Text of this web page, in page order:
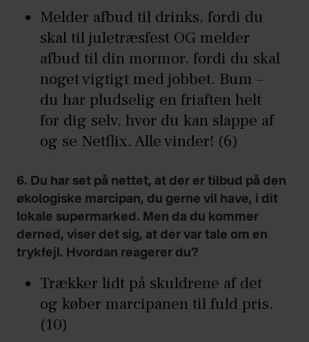
Melder afbud til drinks, fordi du
skal til juletræsfest OG melder
afbud til din mormor, fordi du skal
noget vigtigt med jobbet. Bum –
du har pludselig en friaften helt
for dig selv, hvor du kan slappe af
og se Netflix. Alle vinder! (6)
6. Du har set på nettet, at der er tilbud på den
økologiske marcipan, du gerne vil have, i dit
lokale supermarked. Men da du kommer
derned, viser det sig, at der var tale om en
trykfejl. Hvordan reagerer du?
Trækker lidt på skuldrene af det
og køber marcipanen til fuld pris.
(10)